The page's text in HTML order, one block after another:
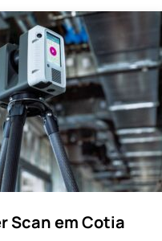
Scan em Cotia